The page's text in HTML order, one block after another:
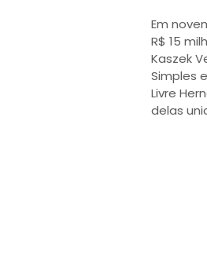
Em
R$ 15
Kaszek
Simples
Livre
delas